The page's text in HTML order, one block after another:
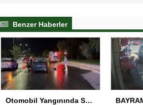
Benzer Haberler
Otomobil Yangınında Sürücü Yaralandı